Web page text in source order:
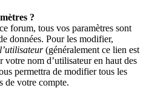
?
forum, tous vos paramètres sont
données. Pour les modifier,
(généralement ce lien est
votre nom d’utilisateur en haut des
permettra de modifier tous les
de votre compte.